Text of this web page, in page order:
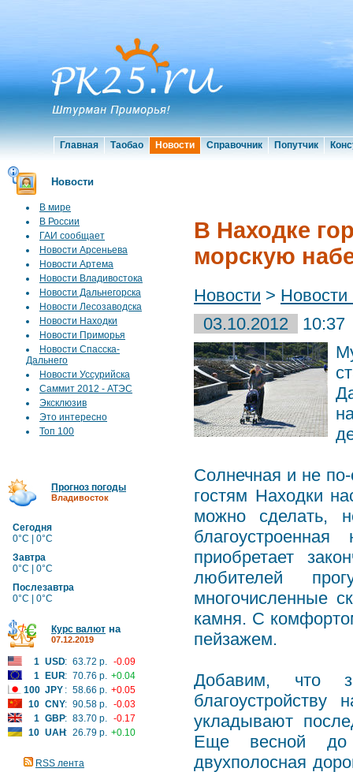
Главная Таобао Новости Справочник Попутчик
Новости
В мире
В России
ГАИ сообщает
Новости Арсеньева
Новости Артема
Новости Владивостока
Новости Дальнегорска
Новости Лесозаводска
Новости Находки
Новости Приморья
Новости Спасска-
Дальнего
Новости Уссурийска
Саммит 2012 - АТЭС
Эксклюзив
Это интересно
Топ 100
Прогноз погоды
Владивосток
Сегодня
0°C | 0°C
Завтра
0°C | 0°C
Послезавтра
0°C | 0°C
Курс валют на
07.12.2019
1 USD: 63.72 р. -0.09
1
EUR: 70.76 р. +0.04
100 JPY : 58.66 р. +0.05
10 CNY: 90.58 р. -0.03
1 GBP: 83.70 р. -0.17
10 UAH: 26.79 р. +0.10
RSS лента
В Находке
морскую
Новости >
03.10.2012
10:37
Солнечная и не
гостям Находки
можно сделать,
приобретает
любителей
многочисленные
камня. С
пейзажем.
Добавим, что
укладывают
Еще весной до
двухполосная